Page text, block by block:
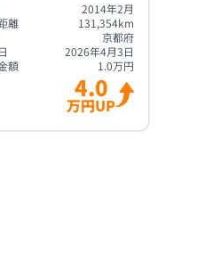
2014年2月
離
131,354km
京都府
2026年4月3日
額
1.0万円
4.0
万円UP